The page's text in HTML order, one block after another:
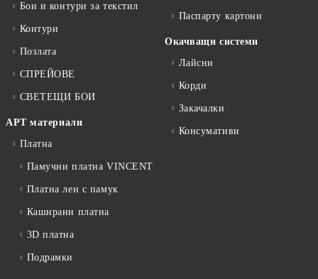
Бои и контури за текстил
Контури
Позлата
СПРЕЙОВЕ
СВЕТЕЩИ БОИ
АРТ материали
Платна
Памучни платна VINCENT
Платна лен с памук
Каширани платна
3D платна
Подрамки
Паспарту картони
Окачващи системи
Лайсни
Корди
Закачалки
Консумативи